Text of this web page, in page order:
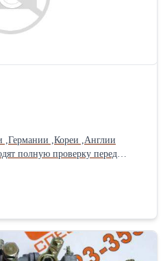
,Германии ,Кореи ,Англии
сервисе с расширенной
Б/у: Да